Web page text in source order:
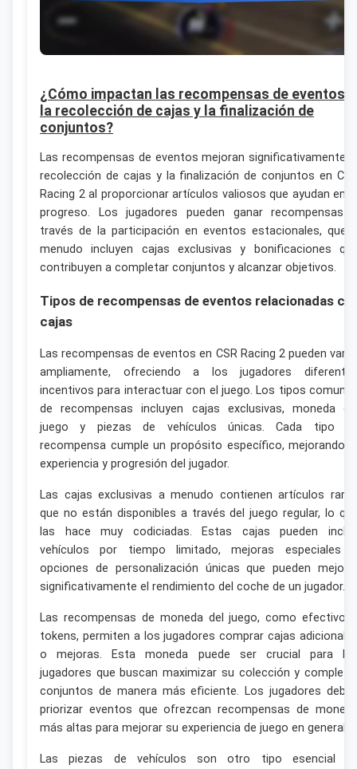
¿Cómo impactan las recompensas de eventos
la recolección de cajas y la finalización de
conjuntos?
Las recompensas de eventos mejoran significativamente
recolección de cajas y la finalización de conjuntos en
Racing 2 al proporcionar artículos valiosos que ayudan en
progreso. Los jugadores pueden ganar recompensas
través de la participación en eventos estacionales, que
menudo incluyen cajas exclusivas y bonificaciones
contribuyen a completar conjuntos y alcanzar objetivos.
Tipos de recompensas de eventos relacionadas
cajas
Las recompensas de eventos en CSR Racing 2 pueden
ampliamente, ofreciendo a los jugadores
incentivos para interactuar con el juego. Los tipos
de recompensas incluyen cajas exclusivas, moneda
juego y piezas de vehículos únicas. Cada tipo
recompensa cumple un propósito específico, mejorando
experiencia y progresión del jugador.
Las cajas exclusivas a menudo contienen artículos
que no están disponibles a través del juego regular, lo
las hace muy codiciadas. Estas cajas pueden
vehículos por tiempo limitado, mejoras especiales
opciones de personalización únicas que pueden
significativamente el rendimiento del coche de un jugador.
Las recompensas de moneda del juego, como efectivo
tokens, permiten a los jugadores comprar cajas
o mejoras. Esta moneda puede ser crucial para
jugadores que buscan maximizar su colección y
conjuntos de manera más eficiente. Los jugadores
priorizar eventos que ofrezcan recompensas de
más altas para mejorar su experiencia de juego en general.
Las piezas de vehículos son otro tipo esencial